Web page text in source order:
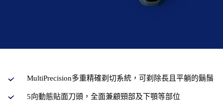
MultiPrecision多重精確剃切系統，可剃除長且平躺的鬍鬚
5向動態貼面刀頭，全面兼顧頸部及下顎等部位